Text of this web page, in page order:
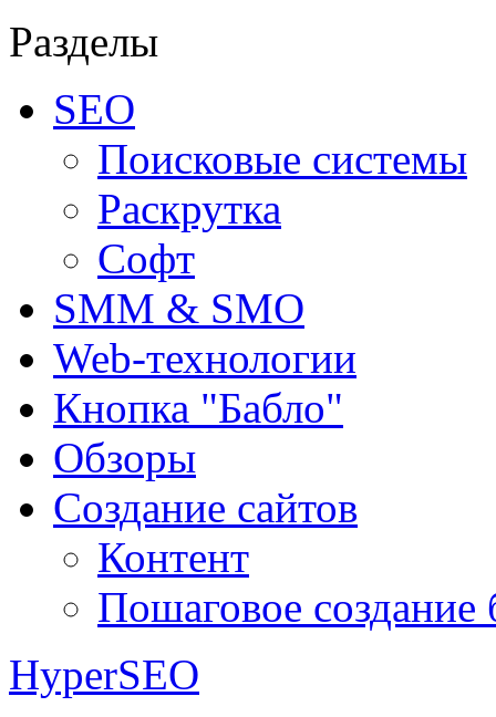
Разделы
SEO
Поисковые системы
Раскрутка
Софт
SMM & SMO
Web-технологии
Кнопка "Бабло"
Обзоры
Создание сайтов
Контент
Пошаговое создание
HyperSEO